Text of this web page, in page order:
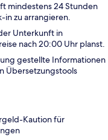
mindestens 24 Stunden
in zu arrangieren.
Unterkunft in
nach 20:00 Uhr planst.
gestellte Informationen
Übersetzungstools
Kaution für